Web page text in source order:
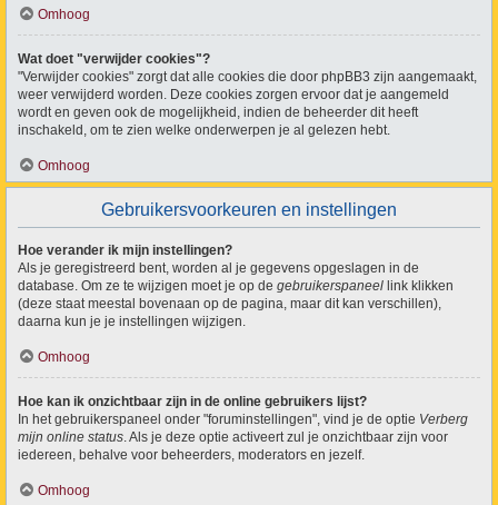
Omhoog
Wat doet "verwijder cookies"?
"Verwijder cookies" zorgt dat alle cookies die door phpBB3 zijn aangemaakt,
weer verwijderd worden. Deze cookies zorgen ervoor dat je aangemeld
wordt en geven ook de mogelijkheid, indien de beheerder dit heeft
inschakeld, om te zien welke onderwerpen je al gelezen hebt.
Omhoog
Gebruikersvoorkeuren en instellingen
Hoe verander ik mijn instellingen?
Als je geregistreerd bent, worden al je gegevens opgeslagen in de
database. Om ze te wijzigen moet je op de gebruikerspaneel link klikken
(deze staat meestal bovenaan op de pagina, maar dit kan verschillen),
daarna kun je je instellingen wijzigen.
Omhoog
Hoe kan ik onzichtbaar zijn in de online gebruikers lijst?
In het gebruikerspaneel onder "foruminstellingen", vind je de optie Verberg
mijn online status. Als je deze optie activeert zul je onzichtbaar zijn voor
iedereen, behalve voor beheerders, moderators en jezelf.
Omhoog